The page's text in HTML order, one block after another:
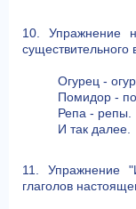
10. Упражнение
Огурец -
Помидор -
Репа - репы.
И так далее.
11. Упражнение
глаголов